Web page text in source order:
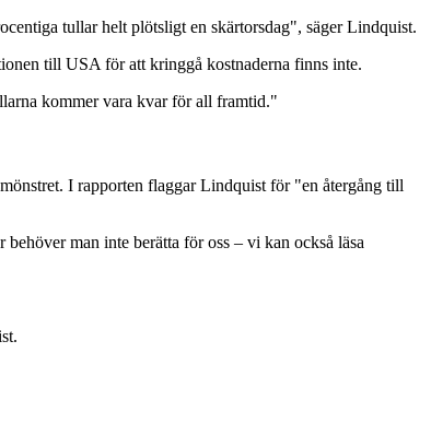
tullar helt plötsligt en skärtorsdag", säger Lindquist.
till USA för att kringgå kostnaderna finns inte.
kommer vara kvar för all framtid."
I rapporten flaggar Lindquist för "en återgång till
man inte berätta för oss – vi kan också läsa